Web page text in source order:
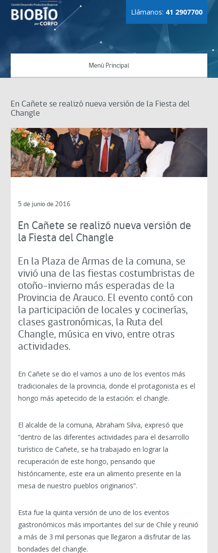
Llámanos: 41 2907700
Menú Principal
En Cañete se realizó nueva versión de la Fiesta del
Changle
5 de junio de 2016
En Cañete se realizó nueva versión de
la Fiesta del Changle
En la Plaza de Armas de la comuna, se
vivió una de las fiestas costumbristas de
otoño-invierno más esperadas de la
Provincia de Arauco. El evento contó con
la participación de locales y cocinerías,
clases gastronómicas, la Ruta del
Changle, música en vivo, entre otras
actividades.
En Cañete se dio el vamos a uno de los eventos más
tradicionales de la provincia, donde el protagonista es el
hongo más apetecido de la estación: el changle.
El alcalde de la comuna, Abraham Silva, expresó que
“dentro de las diferentes actividades para el desarrollo
turístico de Cañete, se ha trabajado en lograr la
recuperación de este hongo, pensando que
históricamente, este era un alimento presente en la
mesa de nuestro pueblos originarios”.
Esta fue la quinta versión de uno de los eventos
gastronómicos más importantes del sur de Chile y reunió
a más de 3 mil personas que llegaron a disfrutar de las
bondades del changle.